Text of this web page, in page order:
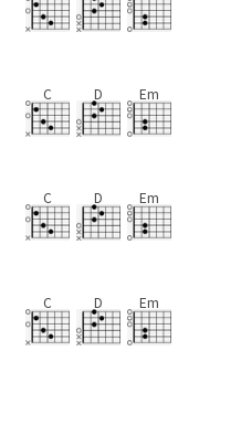
C D Em
C D Em
C D Em